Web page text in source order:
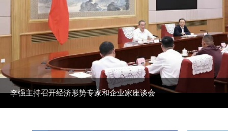
李强主持召开经济形势专家和企业家座谈会